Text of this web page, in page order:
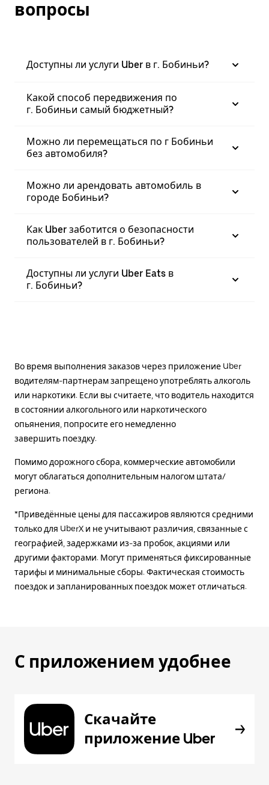
вопросы
Доступны ли услуги Uber в г. Бобиньи?
Какой способ передвижения по
г. Бобиньи самый бюджетный?
Можно ли перемещаться по г Бобиньи
без автомобиля?
Можно ли арендовать автомобиль в
городе Бобиньи?
Как Uber заботится о безопасности
пользователей в г. Бобиньи?
Доступны ли услуги Uber Eats в
г. Бобиньи?
Во время выполнения заказов через приложение Uber
водителям-партнерам запрещено употреблять алкоголь
или наркотики. Если вы считаете, что водитель находится
в состоянии алкогольного или наркотического
опьянения, попросите его немедленно
завершить поездку.
Помимо дорожного сбора, коммерческие автомобили
могут облагаться дополнительным налогом штата/
региона.
*Приведённые цены для пассажиров являются средними
только для UberX и не учитывают различия, связанные с
географией, задержками из-за пробок, акциями или
другими факторами. Могут применяться фиксированные
тарифы и минимальные сборы. Фактическая стоимость
поездок и запланированных поездок может отличаться.
С приложением удобнее
Скачайте
приложение Uber